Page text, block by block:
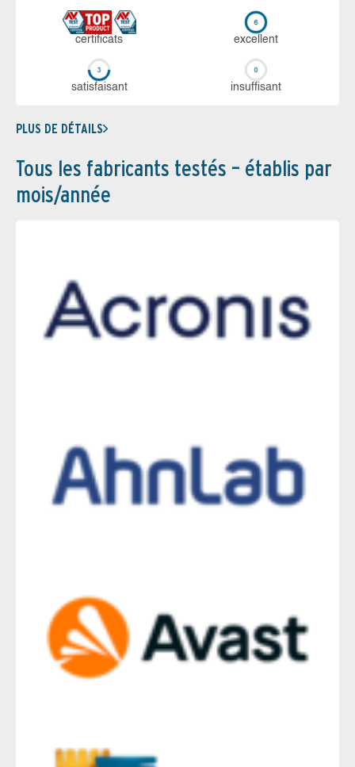
certi­ficats ex­cellent
sa­tis­fai­sant in­suf­fi­sant
PLUS DE DÉTAILS
Tous les fabricants testés – établis par
mois/année